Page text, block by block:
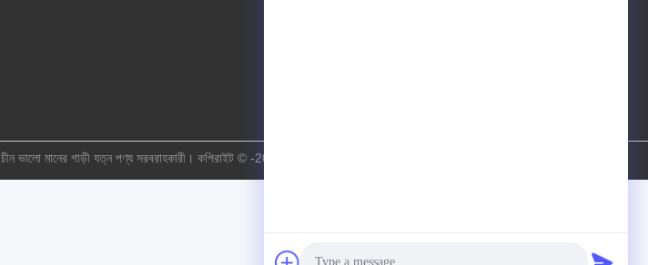
চীন ভালো মানের গাড়ী যত্ন পণ্য সরবরাহকারী। কপিরাইট © -2026 Guangzhou Helioson Car Care Co., Ltd. সমস্ত অধিকার সংরক্ষিত।